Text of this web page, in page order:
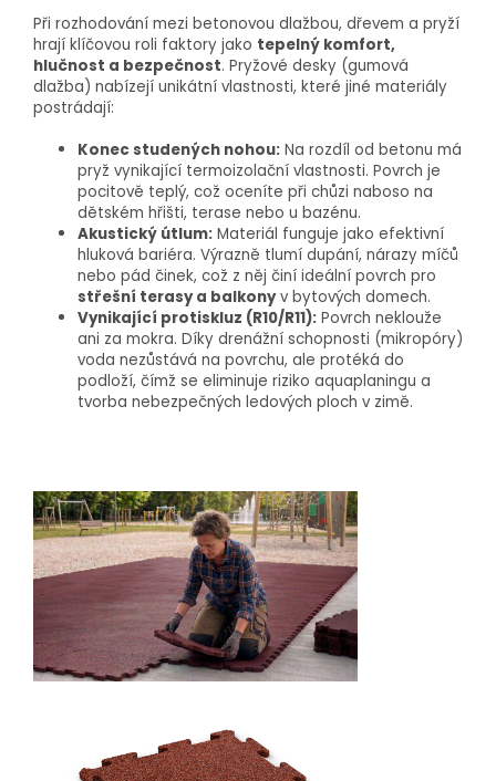
Při rozhodování mezi betonovou dlažbou, dřevem a pryží
hrají klíčovou roli faktory jako tepelný komfort,
hlučnost a bezpečnost. Pryžové desky (gumová
dlažba) nabízejí unikátní vlastnosti, které jiné materiály
postrádají:
Konec studených nohou: Na rozdíl od betonu má
pryž vynikající termoizolační vlastnosti. Povrch je
pocitově teplý, což oceníte při chůzi naboso na
dětském hřišti, terase nebo u bazénu.
Akustický útlum: Materiál funguje jako efektivní
hluková bariéra. Výrazně tlumí dupání, nárazy míčů
nebo pád činek, což z něj činí ideální povrch pro
střešní terasy a balkonyv bytových domech.
Vynikající protiskluz (R10/R11): Povrch neklouže
ani za mokra. Díky drenážní schopnosti (mikropóry)
voda nezůstává na povrchu, ale protéká do
podloží, čímž se eliminuje riziko aquaplaningu a
tvorba nebezpečných ledových ploch v zimě.